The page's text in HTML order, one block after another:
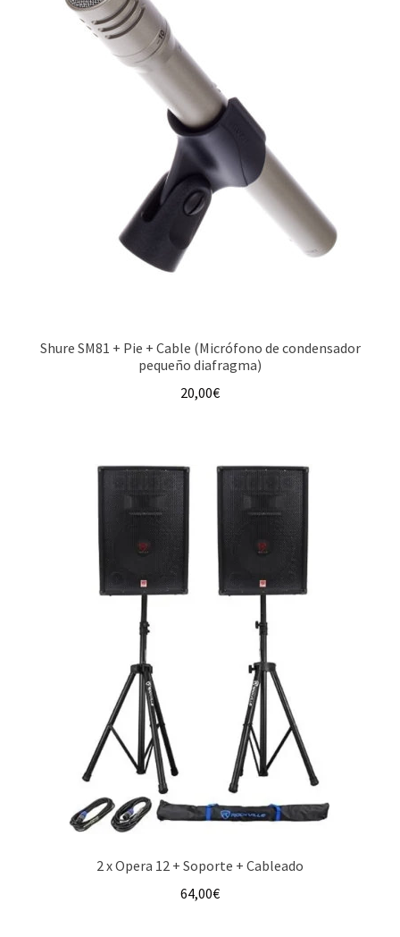
Shure SM81 + Pie + Cable (Micrófono de condensador
pequeño diafragma)
20,00€
2 x Opera 12 + Soporte + Cableado
64,00€